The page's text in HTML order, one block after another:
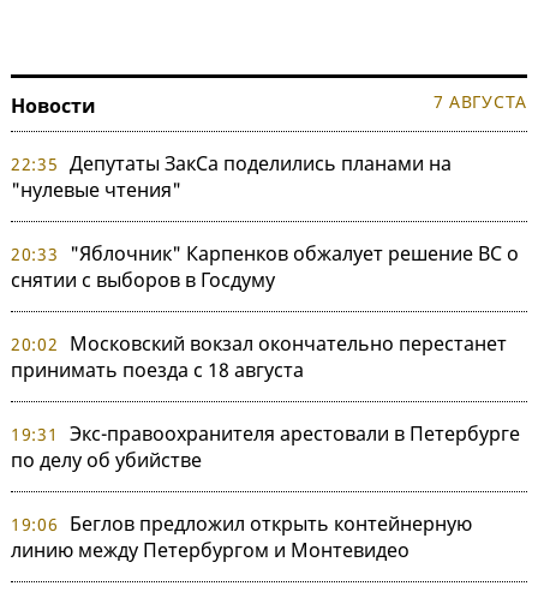
Новости 7 АВГУСТА
22:35 Депутаты ЗакСа поделились планами на
"нулевые чтения"
20:33
"Яблочник" Карпенков обжалует решение ВС о
снятии с выборов в Госдуму
20:02
Московский вокзал окончательно перестанет
принимать поезда с 18 августа
19:31
Экс-правоохранителя арестовали в Петербурге
по делу об убийстве
19:06
Беглов предложил открыть контейнерную
линию между Петербургом и Монтевидео